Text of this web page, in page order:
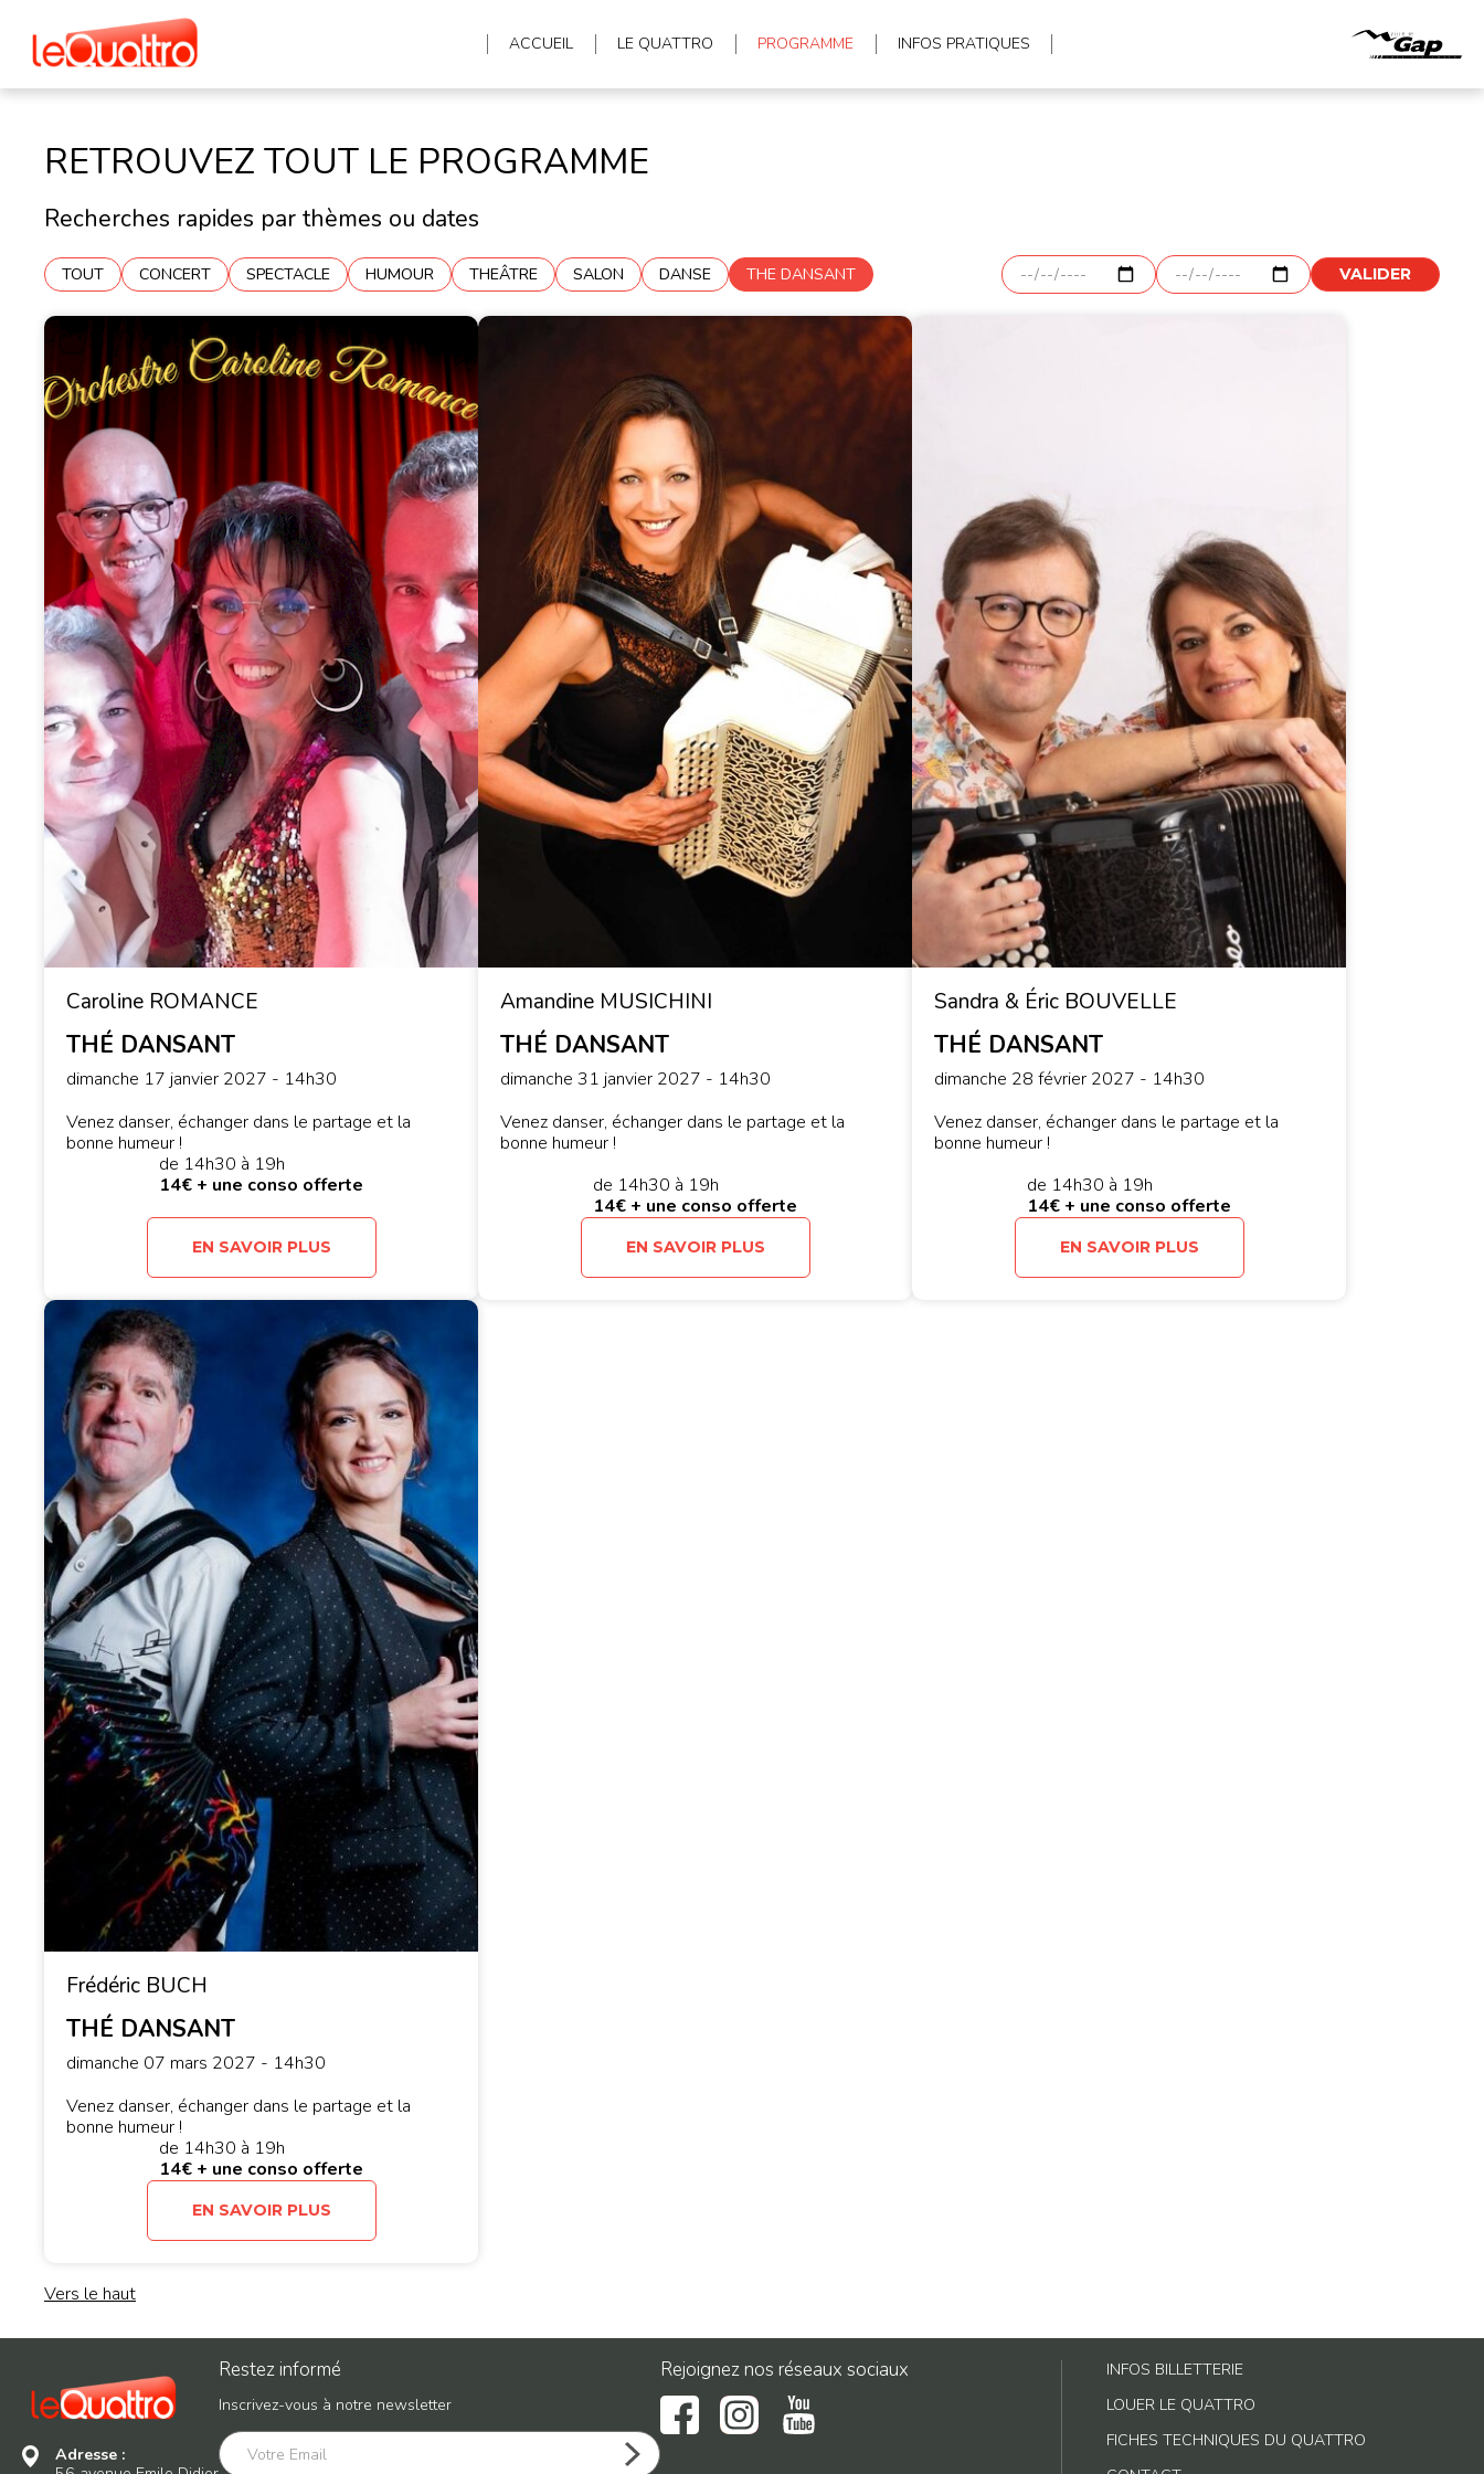
ACCUEIL LE QUATTRO PROGRAMME INFOS PRATIQUES
RETROUVEZ TOUT LE PROGRAMME
Recherches rapides par thèmes ou dates
TOUT CONCERT SPECTACLE HUMOUR THEÂTRE SALON DANSE THE DANSANT
Caroline ROMANCE
THÉ DANSANT
dimanche 17 janvier 2027 - 14h30
Venez danser, échanger dans le partage et la
bonne humeur !
de 14h30 à 19h
14€ + une conso offerte
EN SAVOIR PLUS
Amandine MUSICHINI
THÉ DANSANT
dimanche 31 janvier 2027 - 14h30
Venez danser, échanger dans le partage et la
bonne humeur !
de 14h30 à 19h
14€ + une conso offerte
EN SAVOIR PLUS
Sandra & Éric BOUVELLE
THÉ DANSANT
dimanche 28 février 2027 - 14h30
Venez danser, échanger dans le partage et la
bonne humeur !
de 14h30 à 19h
14€ + une conso offerte
EN SAVOIR PLUS
Frédéric BUCH
THÉ DANSANT
dimanche 07 mars 2027 - 14h30
Venez danser, échanger dans le partage et la
bonne humeur !
de 14h30 à 19h
14€ + une conso offerte
EN SAVOIR PLUS
Vers le haut
Adresse :
Restez informé
Inscrivez-vous à notre newsletter
Rejoignez nos réseaux sociaux
INFOS BILLETTERIE
LOUER LE QUATTRO
FICHES TECHNIQUES DU QUATTRO